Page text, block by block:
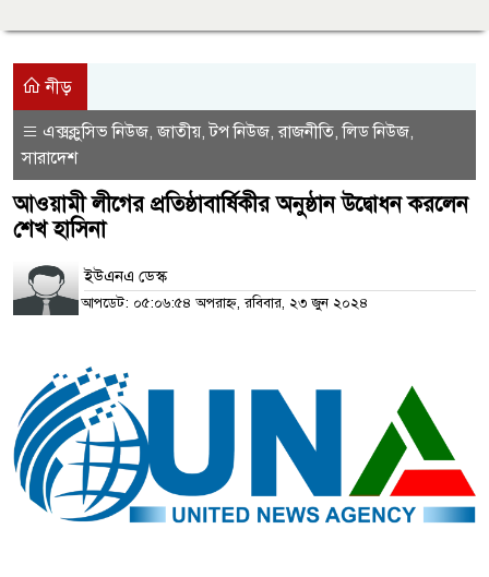
নীড়
এক্সক্লুসিভ নিউজ,জাতীয়,টপ নিউজ,রাজনীতি,লিড নিউজ,
সারাদেশ
আওয়ামী লীগের প্রতিষ্ঠাবার্ষিকীর অনুষ্ঠান উদ্বোধন করলেন
শেখ হাসিনা
ইউএনএ ডেস্ক
আপডেট: ০৫:০৬:৫৪ অপরাহ্ন, রবিবার, ২৩ জুন ২০২৪